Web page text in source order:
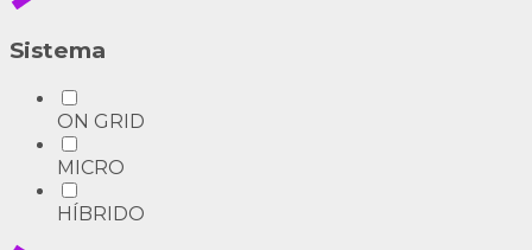
Sistema
ON GRID
MICRO
HÍBRIDO